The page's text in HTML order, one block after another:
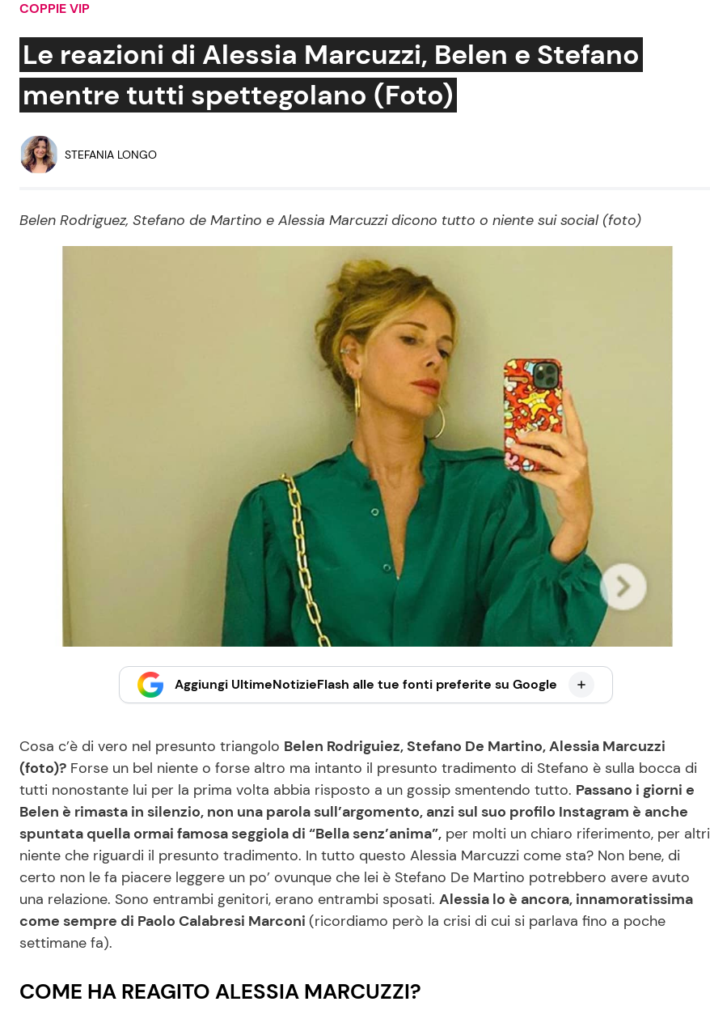
Social News
News dal mondo
Benessere
Mondo Mamma
Viaggi e Turismo
Le Ricette in TV
COPPIE VIP
Le reazioni di Alessia Marcuzzi, Belen e Stefano
mentre tutti spettegolano (Foto)
STEFANIA LONGO
Belen Rodriguez, Stefano de Martino e Alessia Marcuzzi dicono tutto o niente sui social (foto)
Aggiungi UltimeNotizieFlash alle tue fonti preferite su Google
Cosa c’è di vero nel presunto triangolo Belen Rodriguiez, Stefano De Martino, Alessia Marcuzzi
(foto)? Forse un bel niente o forse altro ma intanto il presunto tradimento di Stefano è sulla bocca di
tutti nonostante lui per la prima volta abbia risposto a un gossip smentendo tutto. Passano i giorni e
Belen è rimasta in silenzio, non una parola sull’argomento, anzi sul suo profilo Instagram è anche
spuntata quella ormai famosa seggiola di “Bella senz’anima”, per molti un chiaro riferimento, per altri
niente che riguardi il presunto tradimento. In tutto questo Alessia Marcuzzi come sta? Non bene, di
certo non le fa piacere leggere un po’ ovunque che lei è Stefano De Martino potrebbero avere avuto
una relazione. Sono entrambi genitori, erano entrambi sposati. Alessia lo è ancora, innamoratissima
come sempre di Paolo Calabresi Marconi (ricordiamo però la crisi di cui si parlava fino a poche
settimane fa).
COME HA REAGITO ALESSIA MARCUZZI?